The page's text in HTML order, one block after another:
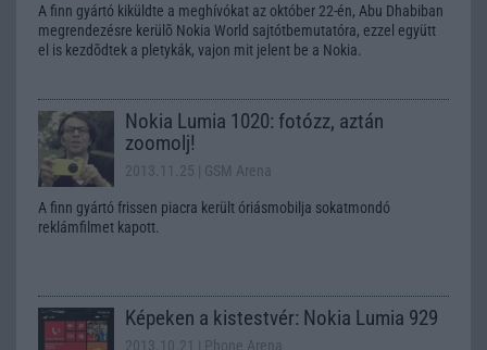
A finn gyártó kiküldte a meghívókat az október 22-én, Abu Dhabiban
megrendezésre kerülõ Nokia World sajtótbemutatóra, ezzel együtt
el is kezdõdtek a pletykák, vajon mit jelent be a Nokia.
Nokia Lumia 1020: fotózz, aztán
zoomolj!
2013.11.25 | GSM Arena
A finn gyártó frissen piacra került óriásmobilja sokatmondó
reklámfilmet kapott.
Képeken a kistestvér: Nokia Lumia 929
2013.10.21 | Phone Arena